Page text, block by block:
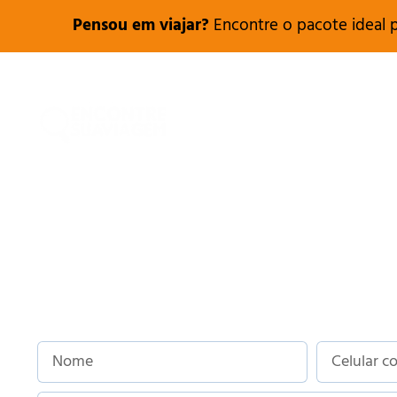
Pensou em viajar? Encontre o pacote ideal